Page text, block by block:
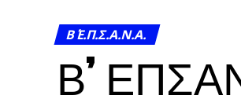
Β΄ Ε.Π.Σ.Α.Ν.Α.
Β’